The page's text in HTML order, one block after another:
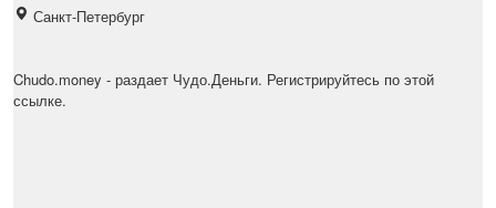
Санкт-Петербург
Chudo.money - раздает Чудо.Деньги. Регистрируйтесь по этой
ссылке.